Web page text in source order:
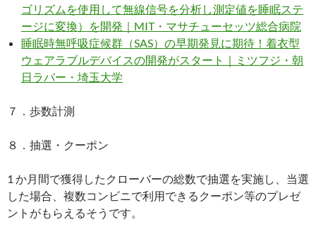
ゴリズムを使用して無線信号を分析し測定値を睡眠ステ
ージに変換）を開発｜MIT・マサチューセッツ総合病院
睡眠時無呼吸症候群（SAS）の早期発見に期待！着衣型
ウェアラブルデバイスの開発がスタート｜ミツフジ・朝
日ラバー・埼玉大学
７．歩数計測
８．抽選・クーポン
1 か月間で獲得したクローバーの総数で抽選を実施し、当選
した場合、複数コンビニで利用できるクーポン等のプレゼ
ントがもらえるそうです。